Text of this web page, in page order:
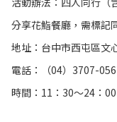
分享花鮨餐廳，需標記
地址：台中市西屯區文
電話：（04）3707-
時間：11：30～24：00